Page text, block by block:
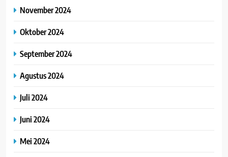
November 2024
Oktober 2024
September 2024
Agustus 2024
Juli 2024
Juni 2024
Mei 2024